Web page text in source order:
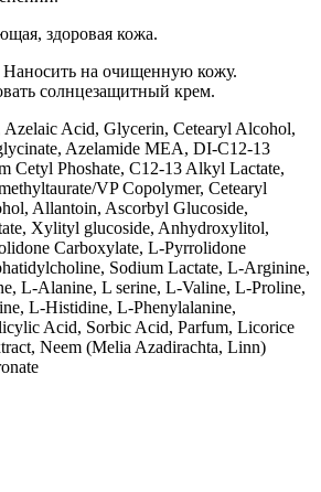
здоровая кожа.
Наносить на очищенную кожу.
солнцезащитный крем.
Azelaic Acid, Glycerin, Cetearyl Alcohol,
Azelamide MEA, DI-C12-13
Cetyl Phoshate, C12-13 Alkyl Lactate,
VP Copolymer, Cetearyl
Allantoin, Ascorbyl Glucoside,
Xylityl glucoside, Anhydroxylitol,
Carboxylate, L-Pyrrolidone
Sodium Lactate, L-Arginine,
L-Alanine, L serine, L-Valine, L-Proline,
L-Histidine, L-Phenylalanine,
Acid, Sorbic Acid, Parfum, Licorice
Neem (Melia Azadirachta, Linn)